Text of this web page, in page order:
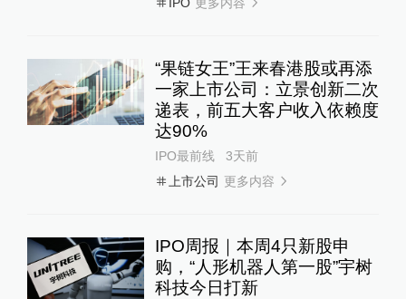
IPO
“果链女王”王来春港股或再添
一家上市公司：立景创新二次
递表，前五大客户收入依赖度
达90%
IPO最前线
3天前
上市公司 更多内容
IPO周报｜本周4只新股申
购，“人形机器人第一股”宇树
科技今日打新